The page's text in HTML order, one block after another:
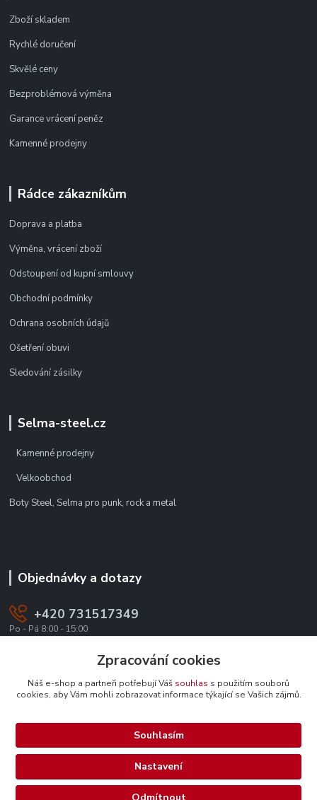
Zboží skladem
Rychlé doručení
Skvělé ceny
Bezproblémová výměna
Garance vrácení peněz
Kamenné prodejny
Rádce zákazníkům
Doprava a platba
Výměna, vrácení zboží
Odstoupení od kupní smlouvy
Obchodní podmínky
Ochrana osobních údajů
Ošetření obuvi
Sledování zásilky
Selma-steel.cz
Kamenné prodejny
Velkoobchod
Boty Steel, Selma pro punk, rock a metal
Objednávky a dotazy
+420 731517349
Po - Pá 8:00 - 15:00
office@texevo.cz
Upravit sběr cookies.
Selma-steel.cz - Všechna práva vyhrazena.
Zpracování cookies
Náš e-shop a partneři potřebují Váš souhlas s použitím souborů
cookies, aby Vám mohli zobrazovat informace týkající se Vašich zájmů.
Nastavení
Souhlasím